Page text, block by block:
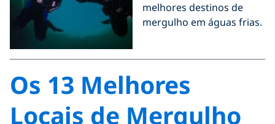
melhores destinos de
mergulho em águas frias.
Os 13 Melhores
Locais de Mergulho